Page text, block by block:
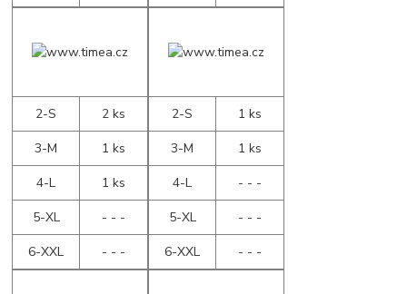
2-S
2 ks
3-M
1 ks
4-L
1 ks
5-XL
- - -
6-XXL
- - -
2-S
1 ks
3-M
1 ks
4-L
- - -
5-XL
- - -
6-XXL
- - -